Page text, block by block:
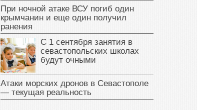
При ночной атаке ВСУ погиб один
крымчанин и еще один получил
ранения
С 1 сентября занятия в
севастопольских школах
будут очными
Атаки морских дронов в Севастополе
— текущая реальность